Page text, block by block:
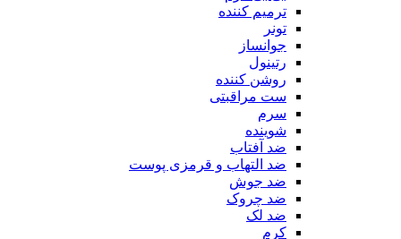
ترمیم کننده
تونر
جوانساز
رتینول
روشن کننده
ست مراقبتی
سرم
شوینده
ضد آفتاب
ضد التهاب و قرمزی پوست
‌ضد جوش
ضد چروک
ضد لک
کرم